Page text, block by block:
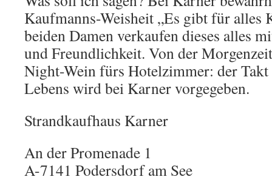
Kaufmanns-Weisheit „Es gibt für alles
beiden Damen verkaufen dieses alles
und Freundlichkeit. Von der
Night-Wein fürs Hotelzimmer: der Takt
Lebens wird bei Karner vorgegeben.
Strandkaufhaus Karner
An der Promenade 1
A-7141 Podersdorf am See